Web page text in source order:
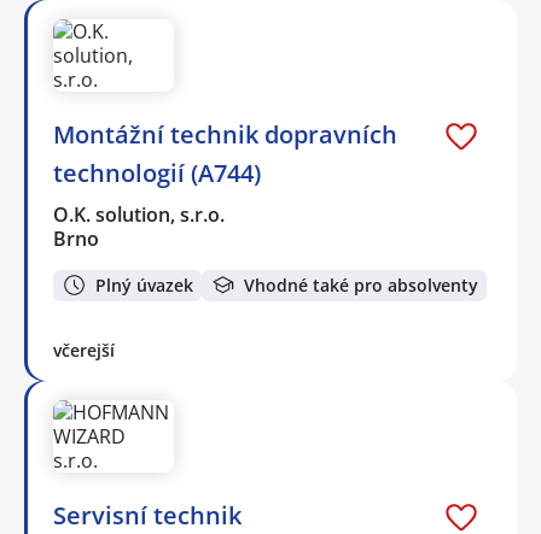
Montážní technik dopravních
technologií (A744)
O.K. solution, s.r.o.
Brno
Plný úvazek Vhodné také pro absolventy
včerejší
️Servisní technik